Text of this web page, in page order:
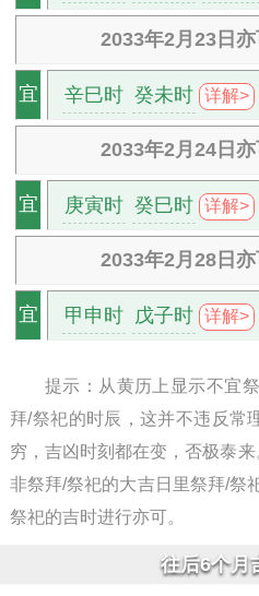
2033年2月23日
宜 辛巳时 癸未时 详解>
2033年2月24日
宜 庚寅时 癸巳时 详解>
2033年2月28日
宜 甲申时 戊子时 详解>
提示：从黄历上显示不宜
拜/祭祀的时辰，这并不违反常
穷，吉凶时刻都在变，否极泰
非祭拜/祭祀的大吉日里祭拜/祭
祭祀的吉时进行亦可。
往后6个月